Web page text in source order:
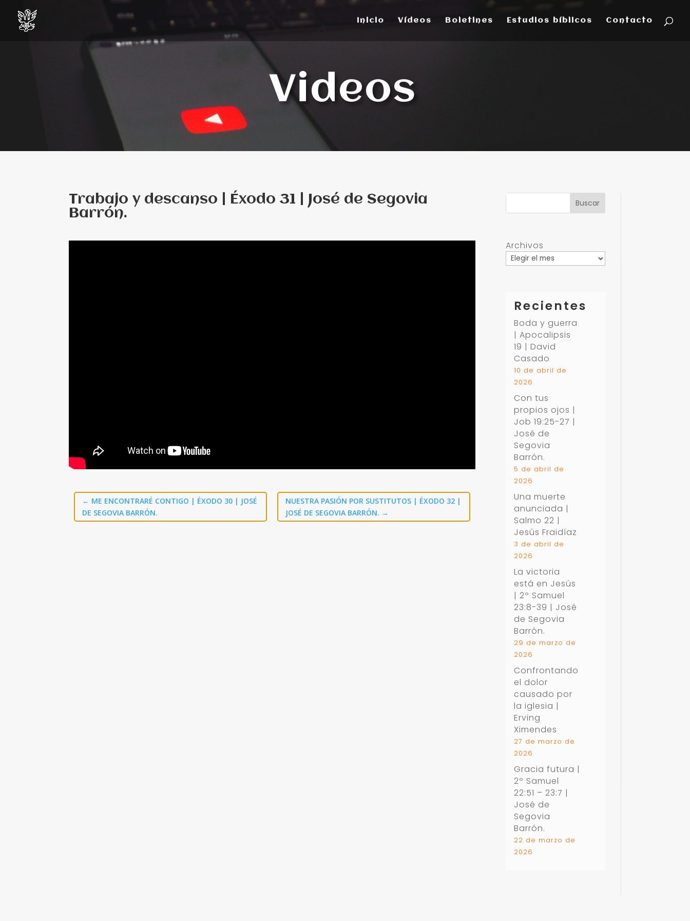
Inicio Vídeos Boletines Estudios bíblicos Contacto
Videos
Trabajo y descanso | Éxodo 31 | José de Segovia
Barrón.
← ME ENCONTRARÉ CONTIGO | ÉXODO 30 | JOSÉ
DE SEGOVIA BARRÓN.
NUESTRA PASIÓN POR SUSTITUTOS | ÉXODO 32 |
JOSÉ DE SEGOVIA BARRÓN. →
Archivos
Recientes
Boda y guerra
| Apocalipsis
19 | David
Casado
10 de abril de
2026
Con tus
propios ojos |
Job 19:25-27 |
José de
Segovia
Barrón.
5 de abril de
2026
Una muerte
anunciada |
Salmo 22 |
Jesús Fraidíaz
3 de abril de
2026
La victoria
está en Jesús
| 2º Samuel
23:8-39 | José
de Segovia
Barrón.
29 de marzo de
2026
Confrontando
el dolor
causado por
la iglesia |
Erving
Ximendes
27 de marzo de
2026
Gracia futura |
2º Samuel
22:51 – 23:7 |
José de
Segovia
Barrón.
22 de marzo de
2026